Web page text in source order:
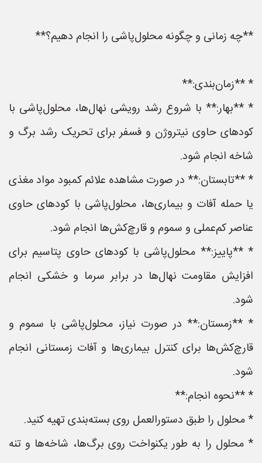
**چه زمانی و چگونه محلول‌پاشی را انجام دهیم؟**
* **زمان‌بندی:**
* **بهار:** با شروع رشد رویشی نهال‌ها، محلول‌پاشی با
کودهای حاوی نیتروژن و فسفر برای تحریک رشد برگ و
شاخه انجام شود.
* **تابستان:** در صورت مشاهده علائم کمبود مواد مغذی
یا حمله آفات و بیماری‌ها، محلول‌پاشی با کودهای حاوی
عناصر کم‌عملی و سموم و قارچ‌کش‌ها انجام شود.
* **پاییز:** محلول‌پاشی با کودهای حاوی پتاسیم برای
افزایش مقاومت نهال‌ها در برابر سرما و خشکی انجام
شود.
* **زمستان:** در صورت نیاز، محلول‌پاشی با سموم و
قارچ‌کش‌ها برای کنترل بیماری‌ها و آفات زمستانی انجام
شود.
* **نحوه انجام:**
* محلول را طبق دستورالعمل روی بسته‌بندی تهیه کنید.
* محلول را به طور یکنواخت روی برگ‌ها، شاخه‌ها و تنه